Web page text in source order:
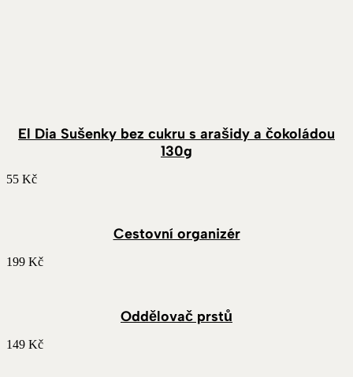
El Dia Sušenky bez cukru s arašidy a čokoládou
130g
55 Kč
Cestovní organizér
199 Kč
Oddělovač prstů
149 Kč